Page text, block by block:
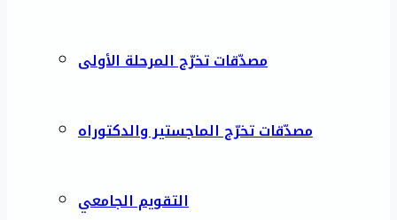
مصدّقات تخرّج المرحلة الأولى
مصدّقات تخرّج الماجستير والدكتوراه
التقويم الجامعي